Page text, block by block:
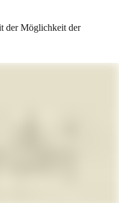
der Möglichkeit der